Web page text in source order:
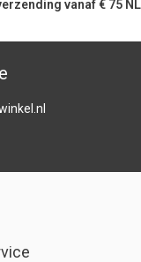
vanaf€ 75